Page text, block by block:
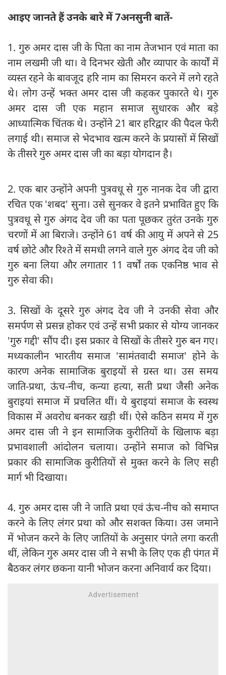
आइए जानते हैं उनके बारे में 7अनसुनी बातें-
1. गुरु अमर दास जी के पिता का नाम तेजभान एवं माता का
नाम लखमी जी था। वे दिनभर खेती और व्यापार के कार्यों में
व्यस्त रहने के बावजूद हरि नाम का सिमरन करने में लगे रहते
थे। लोग उन्हें भक्त अमर दास जी कहकर पुकारते थे। गुरु
अमर दास जी एक महान समाज सुधारक और बड़े
आध्यात्मिक चिंतक थे। उन्होंने 21 बार हरिद्वार की पैदल फेरी
लगाई थी। समाज से भेदभाव खत्म करने के प्रयासों में सिखों
के तीसरे गुरु अमर दास जी का बड़ा योगदान है।
2. एक बार उन्होंने अपनी पुत्रवधू से गुरु नानक देव जी द्वारा
रचित एक 'शबद' सुना। उसे सुनकर वे इतने प्रभावित हुए कि
पुत्रवधू से गुरु अंगद देव जी का पता पूछकर तुरंत उनके गुरु
चरणों में आ बिराजे। उन्होंने 61 वर्ष की आयु में अपने से 25
वर्ष छोटे और रिश्ते में समधी लगने वाले गुरु अंगद देव जी को
गुरु बना लिया और लगातार 11 वर्षों तक एकनिष्ठ भाव से
गुरु सेवा की।
3. सिखों के दूसरे गुरु अंगद देव जी ने उनकी सेवा और
समर्पण से प्रसन्न होकर एवं उन्हें सभी प्रकार से योग्य जानकर
'गुरु गद्दी' सौंप दी। इस प्रकार वे सिखों के तीसरे गुरु बन गए।
मध्यकालीन भारतीय समाज 'सामंतवादी समाज' होने के
कारण अनेक सामाजिक बुराइयों से ग्रस्त था। उस समय
जाति-प्रथा, ऊंच-नीच, कन्या हत्या, सती प्रथा जैसी अनेक
बुराइयां समाज में प्रचलित थीं। ये बुराइयां समाज के स्वस्थ
विकास में अवरोध बनकर खड़ी थीं। ऐसे कठिन समय में गुरु
अमर दास जी ने इन सामाजिक कुरीतियों के खिलाफ बड़ा
प्रभावशाली आंदोलन चलाया। उन्होंने समाज को विभिन्न
प्रकार की सामाजिक कुरीतियों से मुक्त करने के लिए सही
मार्ग भी दिखाया।
4. गुरु अमर दास जी ने जाति प्रथा एवं ऊंच-नीच को समाप्त
करने के लिए लंगर प्रथा को और सशक्त किया। उस जमाने
में भोजन करने के लिए जातियों के अनुसार पंगते लगा करती
थीं, लेकिन गुरु अमर दास जी ने सभी के लिए एक ही पंगत में
बैठकर लंगर छकना यानी भोजन करना अनिवार्य कर दिया।